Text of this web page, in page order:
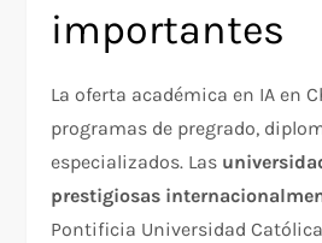
importantes
La oferta académica en IA en
programas de pregrado,
especializados. Las
prestigiosas
Pontificia Universidad